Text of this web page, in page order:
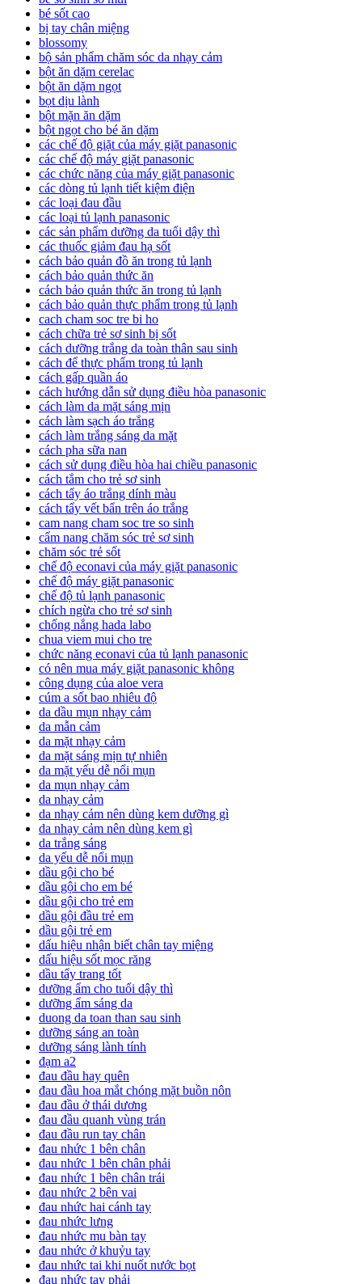
bé sốt cao
bị tay chân miệng
blossomy
bộ sản phẩm chăm sóc da nhạy cảm
bột ăn dặm cerelac
bột ăn dặm ngọt
bọt dịu lành
bột mặn ăn dặm
bột ngọt cho bé ăn dặm
các chế độ giặt của máy giặt panasonic
các chế độ máy giặt panasonic
các chức năng của máy giặt panasonic
các dòng tủ lạnh tiết kiệm điện
các loại đau đầu
các loại tủ lạnh panasonic
các sản phẩm dưỡng da tuổi dậy thì
các thuốc giảm đau hạ sốt
cách bảo quản đồ ăn trong tủ lạnh
cách bảo quản thức ăn
cách bảo quản thức ăn trong tủ lạnh
cách bảo quản thực phẩm trong tủ lạnh
cach cham soc tre bi ho
cách chữa trẻ sơ sinh bị sốt
cách dưỡng trắng da toàn thân sau sinh
cách để thực phẩm trong tủ lạnh
cách gấp quần áo
cách hướng dẫn sử dụng điều hòa panasonic
cách làm da mặt sáng mịn
cách làm sạch áo trắng
cách làm trắng sáng da mặt
cách pha sữa nan
cách sử dụng điều hòa hai chiều panasonic
cách tắm cho trẻ sơ sinh
cách tẩy áo trắng dính màu
cách tẩy vết bẩn trên áo trắng
cam nang cham soc tre so sinh
cẩm nang chăm sóc trẻ sơ sinh
chăm sóc trẻ sốt
chế độ econavi của máy giặt panasonic
chế độ máy giặt panasonic
chế độ tủ lạnh panasonic
chích ngừa cho trẻ sơ sinh
chống nắng hada labo
chua viem mui cho tre
chức năng econavi của tủ lạnh panasonic
có nên mua máy giặt panasonic không
công dụng của aloe vera
cúm a sốt bao nhiêu độ
da dầu mụn nhạy cảm
da mẫn cảm
da mặt nhạy cảm
da mặt sáng mịn tự nhiên
da mặt yếu dễ nổi mụn
da mụn nhạy cảm
da nhạy cảm
da nhạy cảm nên dùng kem dưỡng gì
da nhạy cảm nên dùng kem gì
da trắng sáng
da yếu dễ nổi mụn
dầu gội cho bé
dầu gội cho em bé
dầu gội cho trẻ em
dầu gội đầu trẻ em
dầu gội trẻ em
dấu hiệu nhận biết chân tay miệng
dấu hiệu sốt mọc răng
dầu tẩy trang tốt
dưỡng ẩm cho tuổi dậy thì
dưỡng ẩm sáng da
duong da toan than sau sinh
dưỡng sáng an toàn
dưỡng sáng lành tính
đạm a2
đau đầu hay quên
đau đầu hoa mắt chóng mặt buồn nôn
đau đầu ở thái dương
đau đầu quanh vùng trán
đau đầu run tay chân
đau nhức 1 bên chân
đau nhức 1 bên chân phải
đau nhức 1 bên chân trái
đau nhức 2 bên vai
đau nhức hai cánh tay
đau nhức lưng
đau nhức mu bàn tay
đau nhức ở khuỷu tay
đau nhức tai khi nuốt nước bọt
đau nhức tay phải